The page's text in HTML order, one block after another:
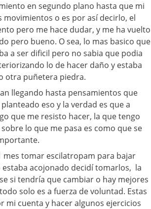
en segundo plano hasta que mi
movimientos o es por así decirlo, el
pero me hace dudar, y me ha vuelto
pero bueno. O sea, lo mas basico que
a ser dificil pero no sabia que podia
lo de hacer daño y estaba
otra puñetera piedra.
llegando hasta pensamientos que
eso y la verdad es que a
que me resisto hacer, la que tengo
lo que me pasa es como que se
mes tomar escilatropam para bajar
acojonado decidí tomarlos, la
si tendría que cambiar o hay mejores
solo es a fuerza de voluntad. Estas
mi cuenta y hacer algunos ejercicios